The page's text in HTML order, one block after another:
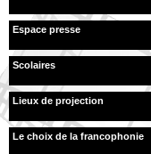
Espace presse
Scolaires
Lieux de projection
Le choix de la francophonie